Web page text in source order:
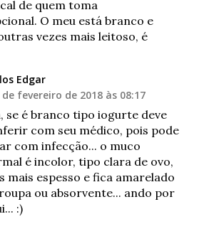
de quem toma
O meu está branco e
vezes mais leitoso, é
Edgar
de fevereiro de 2018 às 08:17
se é branco tipo iogurte deve
com seu médico, pois pode
com infecção... o muco
é incolor, tipo clara de ovo,
mais espesso e fica amarelado
ou absorvente... ando por
:)